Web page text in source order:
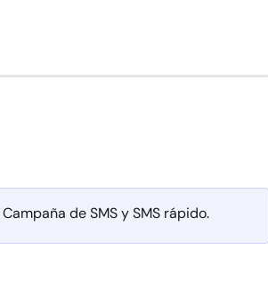
de SMS y SMS rápido.